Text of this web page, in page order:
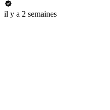
il y a 2 semaines